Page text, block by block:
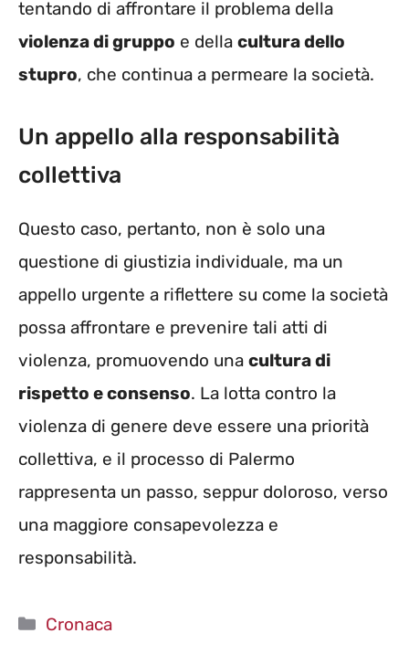
tentando di affrontare il problema della
violenza di gruppo e della cultura dello
stupro, che continua a permeare la società.
Un appello alla responsabilità
collettiva
Questo caso, pertanto, non è solo una
questione di giustizia individuale, ma un
appello urgente a riflettere su come la società
possa affrontare e prevenire tali atti di
violenza, promuovendo una cultura di
rispetto e consenso. La lotta contro la
violenza di genere deve essere una priorità
collettiva, e il processo di Palermo
rappresenta un passo, seppur doloroso, verso
una maggiore consapevolezza e
responsabilità.
Categorie
Cronaca